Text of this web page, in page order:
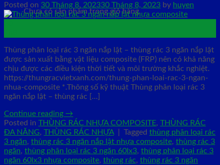
Chưa có sản phẩm trong giỏ hàng.
Posted on 30 Tháng 8, 202330 Tháng 8, 2023 by huyen
Thùng phân loại rác 3 ngăn nắp lật – thùng rác 3 ngăn nắp lật
được sản xuất bằng vật liệu composite (FRP) nên có khả năng
chịu được các điều kiện thời tiết và môi trường khắc nghiệt.
https://thungracvietxanh.com/thung-phan-loai-rac-3-ngan-
nhua-composite *.Thông số kỹ thuật Thùng phân loại rác 3
ngăn nắp lật – thùng rác […]
Continue reading →
Posted in THÙNG RÁC NHỰA COMPOSITE, THÙNG RÁC
ĐA NĂNG, THÙNG RÁC NHỰA Tagged thùng phân loại rác
3 ngăn, thùng rác 3 ngăn nắp lật nhựa composite, thùng rác 3
ngăn, thùng phân loại rác 3 ngăn 60lx3, thùng phân loại rác 3
ngăn 60lx3 nhựa composite, thùng rác, thùng rác 3 ngăn